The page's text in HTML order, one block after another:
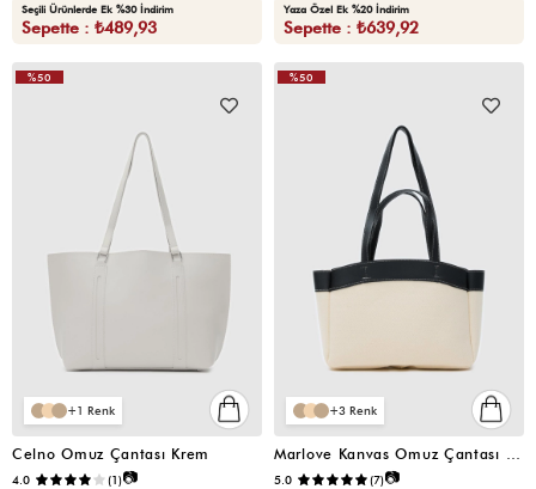
Seçili Ürünlerde Ek %30 İndirim
Sepette : ₺489,93
Yaza Özel Ek %20 İndirim
Sepette : ₺639,92
1
Celno Omuz Çantası Krem
4.0 (1)📷
%50
3
Marlove Kanvas Omuz Çantası Siyah
5.0 (7)📷
%50